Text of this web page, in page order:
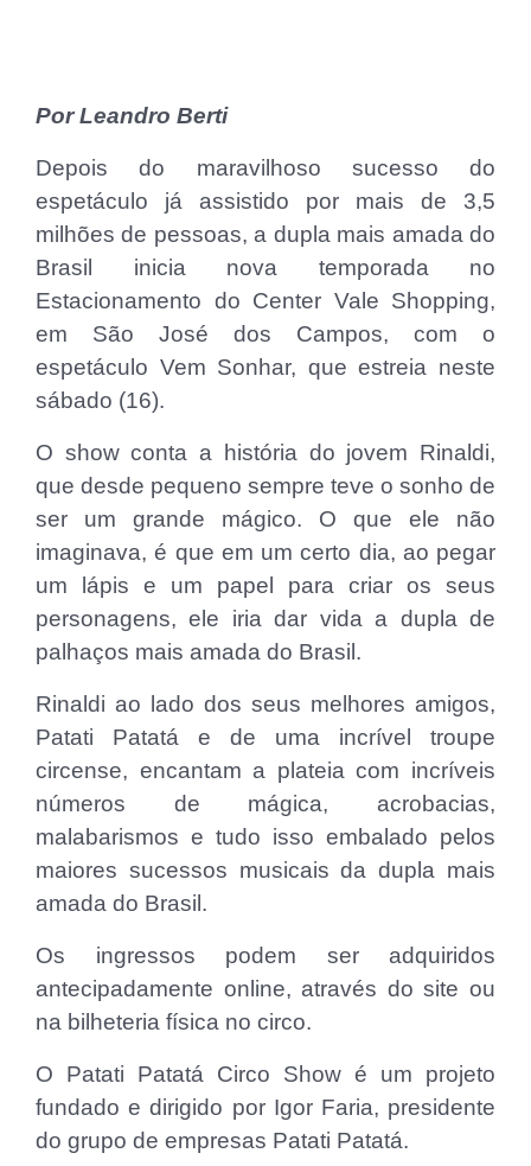
Por Leandro Berti
Depois do maravilhoso sucesso do
espetáculo já assistido por mais de 3,5
milhões de pessoas, a dupla mais amada do
Brasil inicia nova temporada no
Estacionamento do Center Vale Shopping,
em São José dos Campos, com o
espetáculo Vem Sonhar, que estreia neste
sábado (16).
O show conta a história do jovem Rinaldi,
que desde pequeno sempre teve o sonho de
ser um grande mágico. O que ele não
imaginava, é que em um certo dia, ao pegar
um lápis e um papel para criar os seus
personagens, ele iria dar vida a dupla de
palhaços mais amada do Brasil.
Rinaldi ao lado dos seus melhores amigos,
Patati Patatá e de uma incrível troupe
circense, encantam a plateia com incríveis
números de mágica, acrobacias,
malabarismos e tudo isso embalado pelos
maiores sucessos musicais da dupla mais
amada do Brasil.
Os ingressos podem ser adquiridos
antecipadamente online, através do site ou
na bilheteria física no circo.
O Patati Patatá Circo Show é um projeto
fundado e dirigido por Igor Faria, presidente
do grupo de empresas Patati Patatá.